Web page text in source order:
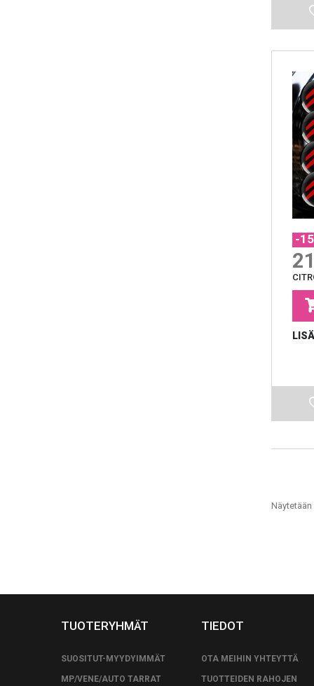
-
TUOTERYHMÄT
SUOSITUT-MYYDYIMMÄT
MP/VENE/AUTO TARRAT
TIEDOT
OTA MEIHIN YHTEYTTÄ
TUOTTEIDEN RAHOJEN